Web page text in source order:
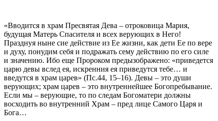
«Вводится в храм Пресвятая Дева – отроковица Мария,
будущая Матерь Спасителя и всех верующих в Него!
Празднуя ныне сие действие из Ее жизни, как дети Ее по вере
и духу, понудим себя и подражать сему действию по его силе
и значению. Ибо еще Пророком предызображено: «приведется
царю девы вслед ея, искренния ея приведутся тебе… и
введутся в храм царев» (Пс.44, 15–16). Девы – это души
верующих; храм царев – это внутреннейшее Богопребывание.
Если мы – верующие, то по следам Богоматери должны
восходить во внутренний Храм – пред лице Самого Царя и
Бога…